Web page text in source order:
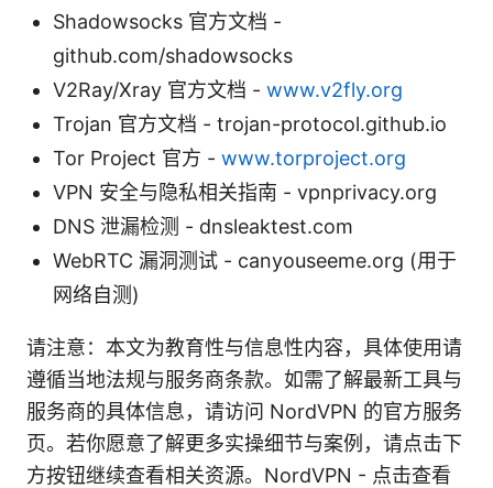
Shadowsocks 官方文档 -
github.com/shadowsocks
V2Ray/Xray 官方文档 - www.v2fly.org
Trojan 官方文档 - trojan-protocol.github.io
Tor Project 官方 - www.torproject.org
VPN 安全与隐私相关指南 - vpnprivacy.org
DNS 泄漏检测 - dnsleaktest.com
WebRTC 漏洞测试 - canyouseeme.org (用于
网络自测)
请注意：本文为教育性与信息性内容，具体使用请
遵循当地法规与服务商条款。如需了解最新工具与
服务商的具体信息，请访问 NordVPN 的官方服务
页。若你愿意了解更多实操细节与案例，请点击下
方按钮继续查看相关资源。NordVPN - 点击查看